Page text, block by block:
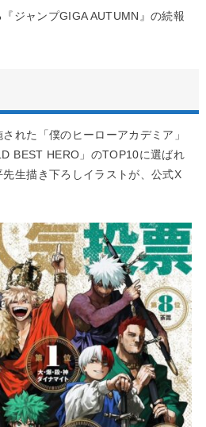
ジャンプGIGA AUTUMN』の続報
れた「僕のヒーローアカデミア」
BEST HERO」のTOP10に選ばれ
生描き下ろしイラストが、公式X